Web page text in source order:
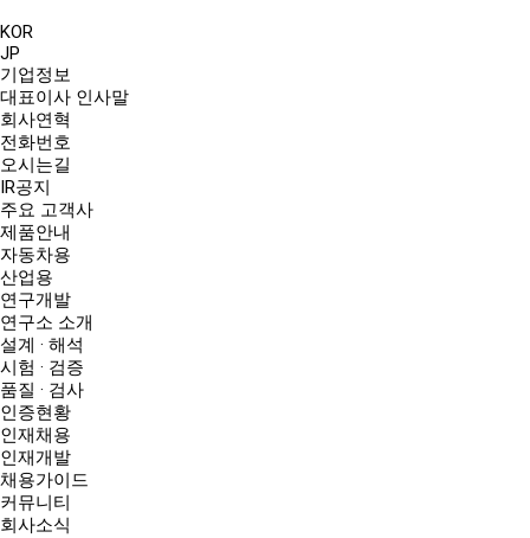
KOR
JP
기업정보
대표이사 인사말
회사연혁
전화번호
오시는길
IR공지
주요 고객사
제품안내
자동차용
산업용
연구개발
연구소 소개
설계 · 해석
시험 · 검증
품질 · 검사
인증현황
인재채용
인재개발
채용가이드
커뮤니티
회사소식